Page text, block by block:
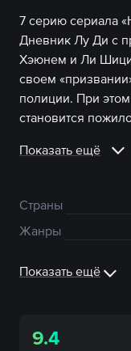
7 серию сериала
Дневник Лу Ди с
Хэюнем и Ли
своем
полиции. При
становится
Показать ещё
Страны
Жанры
Показать ещё
9.4